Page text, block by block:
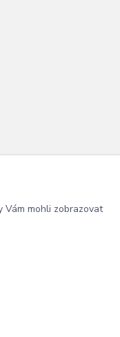
Vám mohli zobrazovat